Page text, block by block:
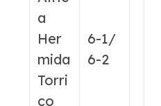
a
Her
mida
Torri
co
6-1/
6-2